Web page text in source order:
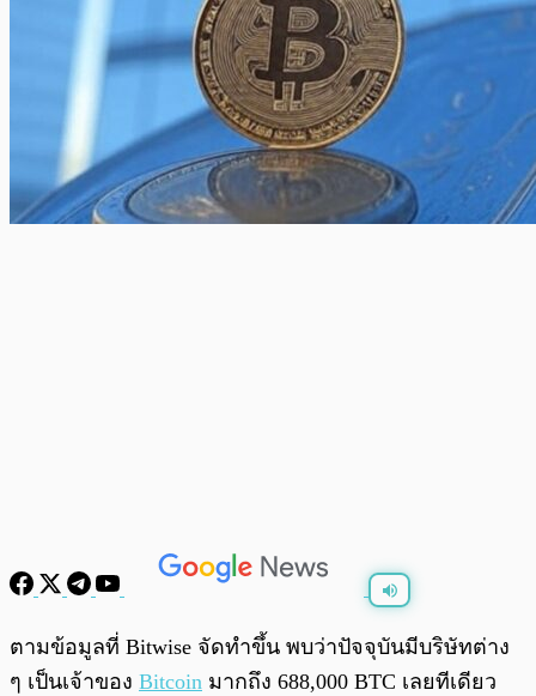
พร้อมเล่น 0:00 /0:00
ตามข้อมูลที่ Bitwise จัดทำขึ้น พบว่าปัจจุบันมีบริษัทต่าง
ๆ เป็นเจ้าของ Bitcoin มากถึง 688,000 BTC เลยทีเดียว